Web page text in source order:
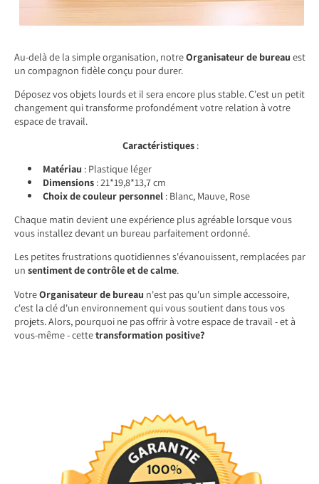
Au-delà de la simple organisation, notreOrganisateur de bureau est
un compagnon fidèle conçu pour durer.
Déposez vos objets lourds et il sera encore plus stable. C'est un petit
changement qui transforme profondément votre relation à votre
espace de travail.
Caractéristiques :
Matériau : Plastique léger
Dimensions : 21*19,8*13,7 cm
Choix de couleur personnel : Blanc, Mauve, Rose
Chaque matin devient une expérience plus agréable lorsque vous
vous installez devant un bureau parfaitement ordonné.
Les petites frustrations quotidiennes s'évanouissent, remplacées par
unsentiment de contrôle et de calme.
VotreOrganisateur de bureau n'est pas qu'un simple accessoire,
c'est la clé d'un environnement qui vous soutient dans tous vos
projets. Alors, pourquoi ne pas offrir à votre espace de travail - et à
vous-même - cettetransformation positive?